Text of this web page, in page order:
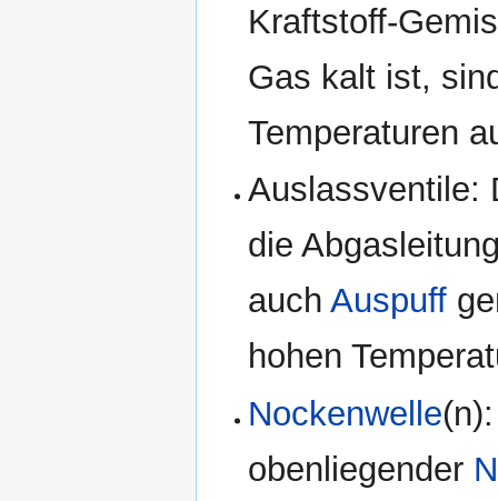
Kraftstoff-
Gas kalt ist,
Temperaturen
Auslassventile:
die
auchAuspuff
hohen
Nockenwelle
obenliegender